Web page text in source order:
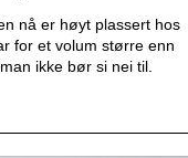
nå er høyt plassert hos
for et volum større enn
ikke bør si nei til.